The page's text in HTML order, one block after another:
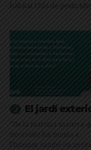
hàbitat i l'ús de
El jardí
"De la mateixa manera
necessito harmonia a
l’interior, també en